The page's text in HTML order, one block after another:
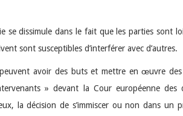
se dissimule dans le fait que les parties sont
sont susceptibles d’interférer avec d’autres.
avoir des buts et mettre en œuvre
» devant la Cour européenne
la décision de s’immiscer ou non dans un